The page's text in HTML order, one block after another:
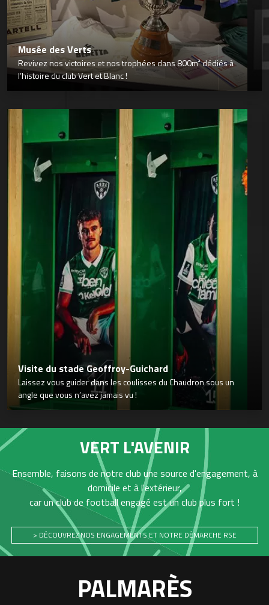
Musée des Verts
Revivez nos victoires et nos trophées dans 800m² dédiés à
l’histoire du club Vert et Blanc !
Visite du stade Geoffroy-Guichard
Laissez vous guider dans les coulisses du Chaudron sous un
angle que vous n’avez jamais vu !
VERT L'AVENIR
Ensemble, faisons de notre club une source d'engagement, à
domicile et à l'extérieur,
car un club de football engagé est un club plus fort !
> DÉCOUVREZ NOS ENGAGEMENTS ET NOTRE DÉMARCHE RSE
PALMARÈS